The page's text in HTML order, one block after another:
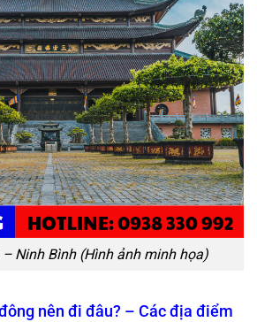
Ninh Bình (Hình ảnh minh họa)
nên đi đâu? – Các địa điểm